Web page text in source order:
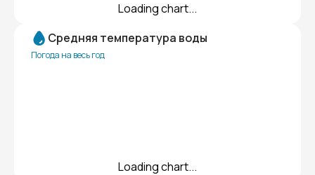
Loading chart...
Средняя температура воды
Погода на весь год
Loading chart...